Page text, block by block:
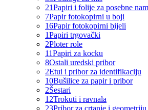
21Papiri i folije za posebne
7Papir fotokopirni u boji
16Papir fotokopirni bijeli
1Papiri trgovački
2Ploter role
11Papiri za kocku
8Ostali uredski pribor
2Etui i pribor za identifikaciju
10Bušilice za papir i pribor
2Šestari
12Trokuti i ravnala
23Pribor za crtanje i geometriju